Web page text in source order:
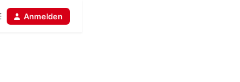
Anmelden